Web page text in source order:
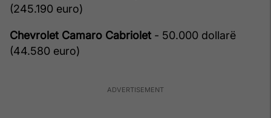
(245.190 euro)
Chevrolet Camaro Cabriolet - 50.000 dollarë
(44.580 euro)